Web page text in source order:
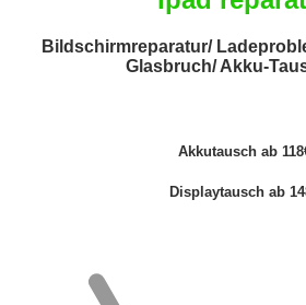
Bildschirmreparatur/
Glasbruch/ Akku-
Akkutausch ab
Displaytausch ab